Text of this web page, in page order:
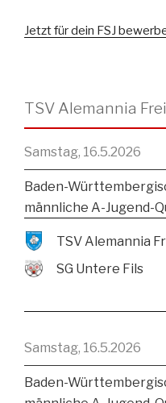
Jetzt für dein FSJ
TSV Alemannia
Samstag, 16.5.2026
Baden-
männliche A-Jugend-
SG Untere Fils
Samstag, 16.5.2026
Baden-